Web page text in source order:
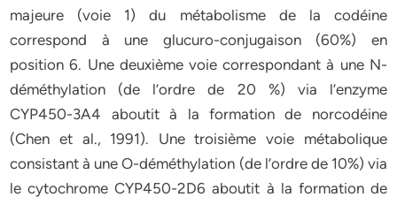
majeure (voie 1) du métabolisme de la codéine
correspond à une glucuro-conjugaison (60%) en
position 6. Une deuxième voie correspondant à une N-
déméthylation (de l’ordre de 20 %) via l’enzyme
CYP450-3A4 aboutit à la formation de norcodéine
(Chen et al., 1991). Une troisième voie métabolique
consistant à une O-déméthylation (de l’ordre de 10%) via
le cytochrome CYP450-2D6 aboutit à la formation de